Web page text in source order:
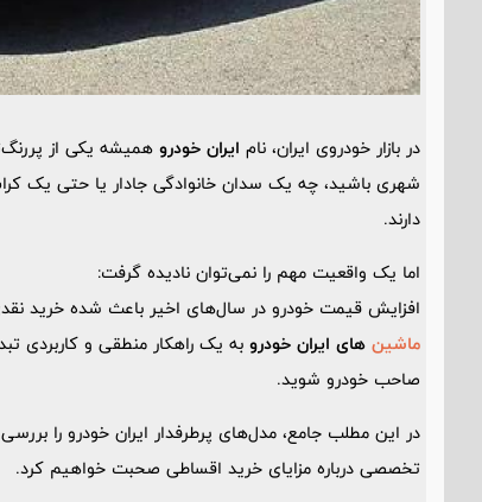
در بازار خودروی ایران، نام ایران خودرو همیشه یکی از
شهری باشید، چه یک سدان خانوادگی جادار یا حتی یک
دارند.
اما یک واقعیت مهم را نمی‌توان نادیده گرفت:
افزایش قیمت خودرو در سال‌های اخیر باعث شده خرید
ماشین های ایران خودرو به یک راهکار منطقی و کاربردی
صاحب خودرو شوید.
در این مطلب جامع، مدل‌های پرطرفدار ایران خودرو را
تخصصی درباره مزایای خرید اقساطی صحبت خواهیم کرد.